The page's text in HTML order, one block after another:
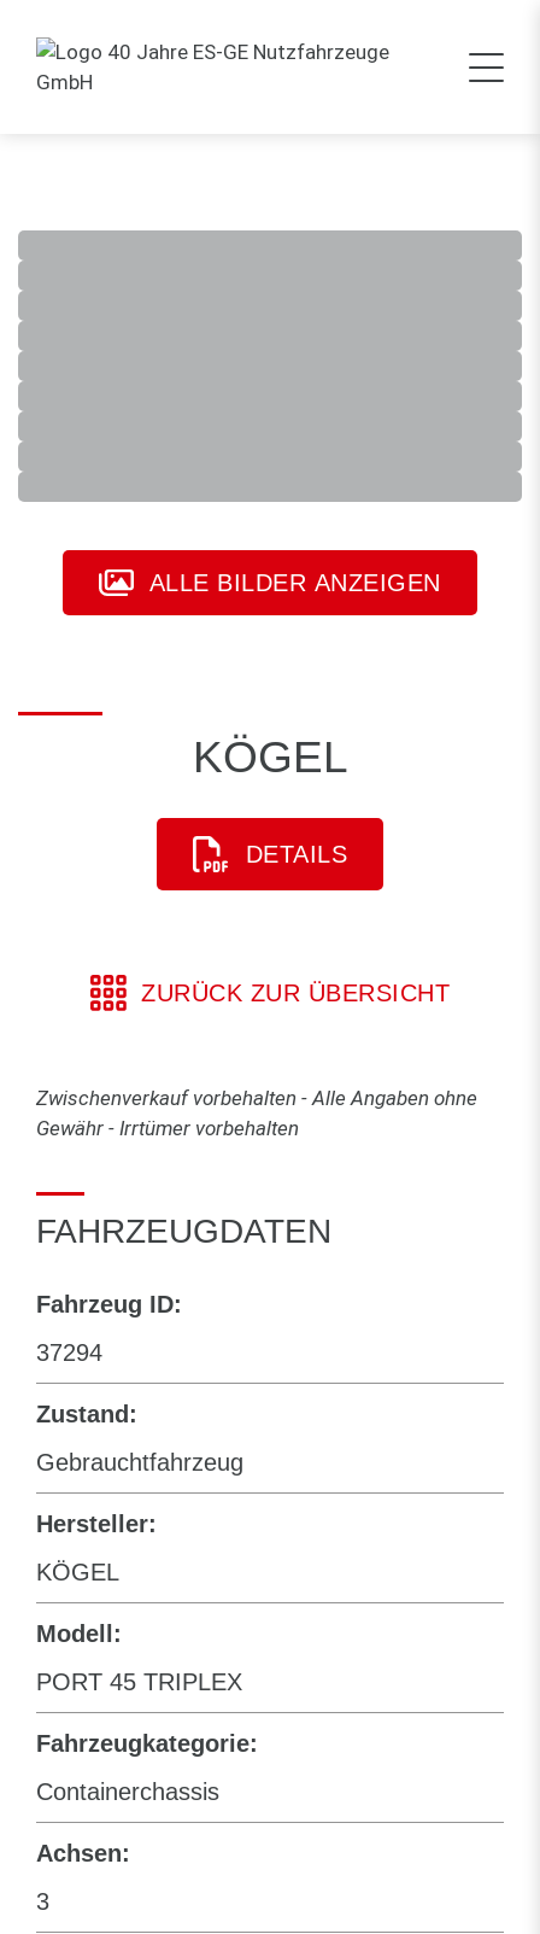
ALLE BILDER ANZEIGEN
KÖGEL
DETAILS
ZURÜCK ZUR ÜBERSICHT
Zwischenverkauf vorbehalten - Alle Angaben ohne
Gewähr - Irrtümer vorbehalten
FAHRZEUGDATEN
Fahrzeug ID:
37294
Zustand:
Gebrauchtfahrzeug
Hersteller:
KÖGEL
Modell:
PORT 45 TRIPLEX
Fahrzeugkategorie:
Containerchassis
Achsen:
3